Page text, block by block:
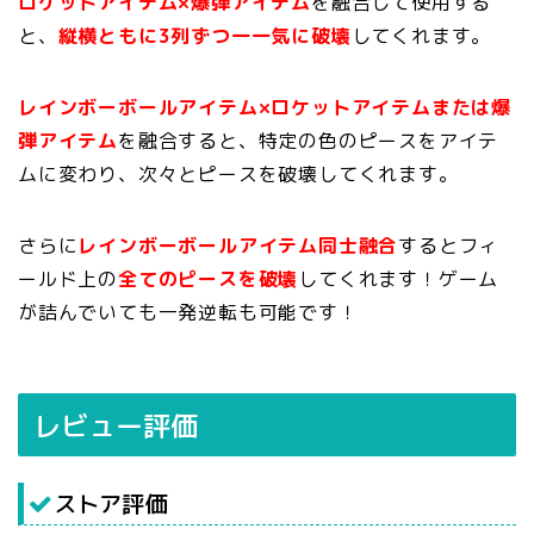
と、 縦横ともに3列ずつ一一気に破壊 してくれます。
レインボーボールアイテム×ロケットアイテムまたは爆
弾アイテムを融合すると、特定の色のピースをアイテ
ムに変わり、次々とピースを破壊してくれます。
さらにレインボーボールアイテム同士融合するとフィ
ールド上の全てのピースを破壊 してくれます！ゲーム
が詰んでいても一発逆転も可能です！
レビュー評価
ストア評価